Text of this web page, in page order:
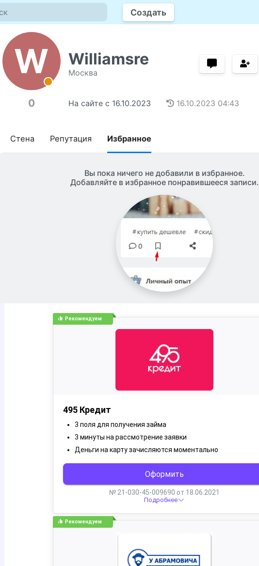
Создать
W Williamsre
Москва
0 На сайте с 16.10.2023 16.10.2023 04:43
Стена Репутация Избранное
Вы пока ничего не добавили в избранное.
Добавляйте в избранное понравившееся записи.